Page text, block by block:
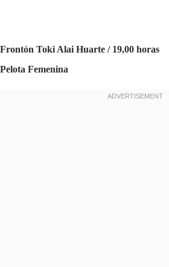
Frontón Toki Alai Huarte / 19,00 horas
Pelota Femenina